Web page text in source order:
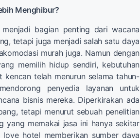
Menghibur?
bagian penting dari wacana
tetapi juga menjadi salah satu daya
murah juga. Namun dengan
memilih hidup sendiri, kebutuhan
telah menurun selama tahun-
penyedia layanan untuk
bisnis mereka. Diperkirakan ada
tetapi menurut sebuah penelitian
yang memakai jasa ini hanya sekitar
hotel memberikan sumber daya